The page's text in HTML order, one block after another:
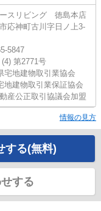
スリビング 徳島本店
応神町古川字日ノ上3-
5847
第2771号
宅地建物取引業協会
地建物取引業保証協会
産公正取引協議会加盟
情報の見方
する(無料)
する